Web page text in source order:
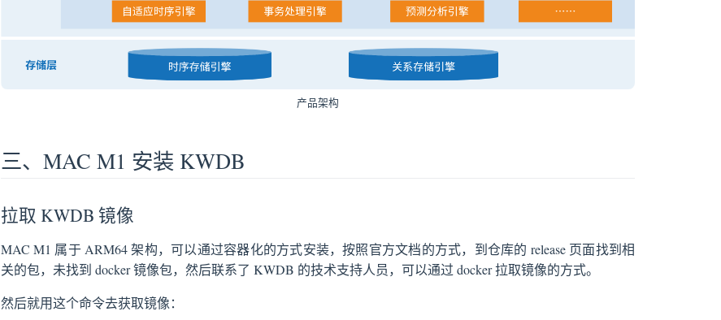
产品架构
三、MAC M1 安装 KWDB
拉取 KWDB 镜像
MAC M1 属于 ARM64 架构，可以通过容器化的方式安装，按照官方文档的方式，到仓库的 release 页面找到相
关的包，未找到 docker 镜像包，然后联系了 KWDB 的技术支持人员，可以通过 docker 拉取镜像的方式。
然后就用这个命令去获取镜像：